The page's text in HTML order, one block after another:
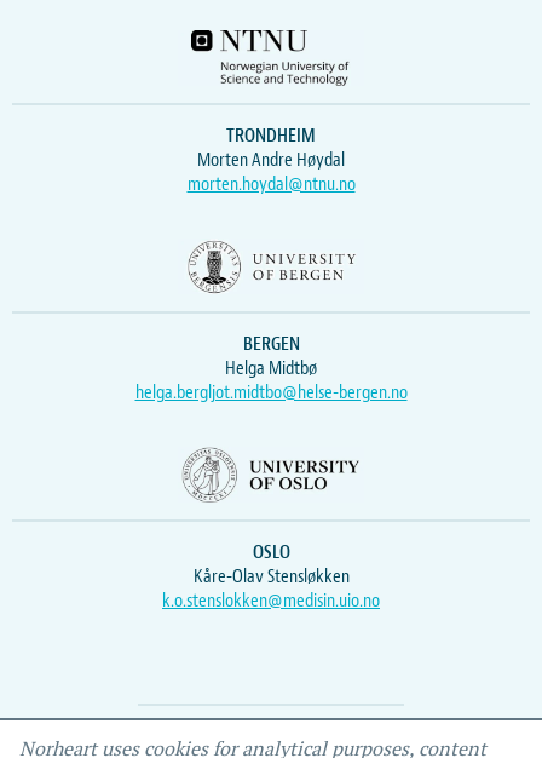
TRONDHEIM
Morten Andre Høydal
morten.hoydal@ntnu.no
BERGEN
Helga Midtbø
helga.bergljot.midtbo@helse-bergen.no
OSLO
Kåre-Olav Stensløkken
k.o.stenslokken@medisin.uio.no
Webmaster Vidar , IEMF
Norheart uses cookies for analytical purposes, content